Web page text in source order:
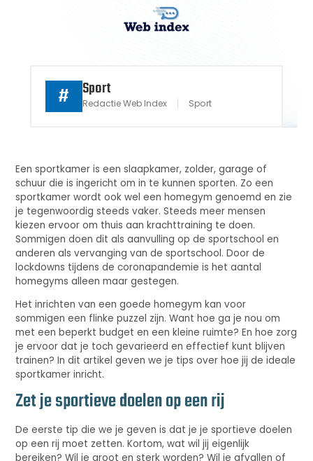
# Sport
Redactie Web Index Sport
Een sportkamer is een slaapkamer, zolder, garage of
schuur die is ingericht om in te kunnen sporten. Zo een
sportkamer wordt ook wel een homegym genoemd en zie
je tegenwoordig steeds vaker. Steeds meer mensen
kiezen ervoor om thuis aan krachttraining te doen.
Sommigen doen dit als aanvulling op de sportschool en
anderen als vervanging van de sportschool. Door de
lockdowns tijdens de coronapandemie is het aantal
homegyms alleen maar gestegen.
Het inrichten van een goede homegym kan voor
sommigen een flinke puzzel zijn. Want hoe ga je nou om
met een beperkt budget en een kleine ruimte? En hoe zorg
je ervoor dat je toch gevarieerd en effectief kunt blijven
trainen? In dit artikel geven we je tips over hoe jij de ideale
sportkamer inricht.
Zet je sportieve doelen op een rij
De eerste tip die we je geven is dat je je sportieve doelen
op een rij moet zetten. Kortom, wat wil jij eigenlijk
bereiken? Wil je groot en sterk worden? Wil je afvallen of